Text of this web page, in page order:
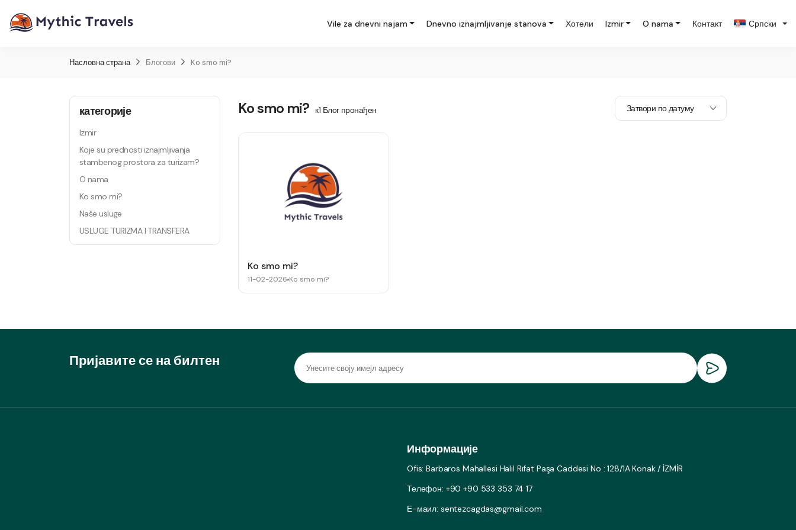
Vile za dnevni najam Dnevno iznajmljivanje stanova Хотели Izmir O nama Контакт Српски
Насловна страна Блогови Ko smo mi?
категорије
Izmir
Koje su prednosti iznajmljivanja
stambenog prostora za turizam?
O nama
Ko smo mi?
Naše usluge
USLUGE TURIZMA I TRANSFERA
Ko smo mi? к1 Блог пронађен
Ko smo mi?
11-02-2026 Ko smo mi?
Пријавите се на билтен
Информације
Ofis: Barbaros Mahallesi Halil Rıfat Paşa Caddesi No : 128/1A Konak / İZMİR
Телефон: +90 +90 533 353 74 17
Е-маил: sentezcagdas@gmail.com